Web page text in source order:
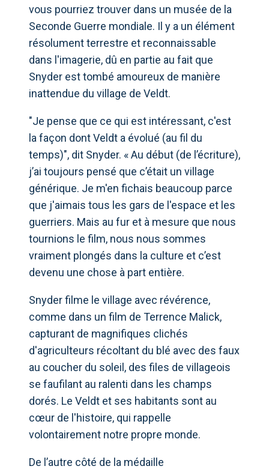
vous pourriez trouver dans un musée de la
Seconde Guerre mondiale. Il y a un élément
résolument terrestre et reconnaissable
dans l'imagerie, dû en partie au fait que
Snyder est tombé amoureux de manière
inattendue du village de Veldt.
"Je pense que ce qui est intéressant, c'est
la façon dont Veldt a évolué (au fil du
temps)", dit Snyder. « Au début (de l’écriture),
j’ai toujours pensé que c’était un village
générique. Je m'en fichais beaucoup parce
que j'aimais tous les gars de l'espace et les
guerriers. Mais au fur et à mesure que nous
tournions le film, nous nous sommes
vraiment plongés dans la culture et c’est
devenu une chose à part entière.
Snyder filme le village avec révérence,
comme dans un film de Terrence Malick,
capturant de magnifiques clichés
d'agriculteurs récoltant du blé avec des faux
au coucher du soleil, des files de villageois
se faufilant au ralenti dans les champs
dorés. Le Veldt et ses habitants sont au
cœur de l'histoire, qui rappelle
volontairement notre propre monde.
De l’autre côté de la médaille